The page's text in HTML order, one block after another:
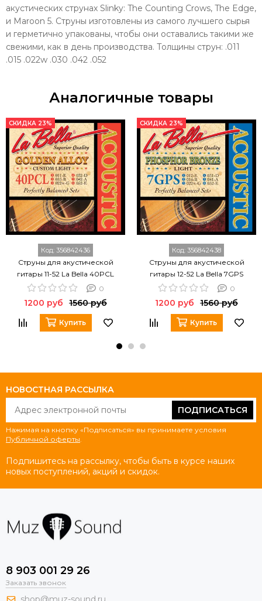
акустических струнах Slinky: The Counting Crows, The Edge,
и Maroon 5. Струны изготовлены из самого лучшего сырья
и герметично упакованы, чтобы они оставались такими же
свежими, как в день производства. Толщины струн: .011
.015 .022w .030 .042 .052
Аналогичные товары
СКИДКА 23%
Код: 356842436
Струны для акустической
гитары 11-52 La Bella 40PCL
0
1200 руб 1560 руб
Купить
СКИДКА 23%
Код: 356842438
Струны для акустической
гитары 12-52 La Bella 7GPS
0
1200 руб 1560 руб
Купить
НОВОСТНАЯ РАССЫЛКА
ПОДПИСАТЬСЯ
Нажимая на кнопку «Подписаться» вы принимаете условия
Публичной оферты
Подпишитесь на рассылку, чтобы быть в курсе наших
новых поступлений, акций и скидок.
8 903 001 29 26
Заказать звонок